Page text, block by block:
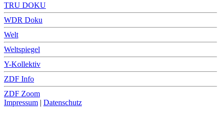
TRU DOKU
WDR Doku
Welt
Weltspiegel
Y-Kollektiv
ZDF Info
ZDF Zoom
Impressum | Datenschutz